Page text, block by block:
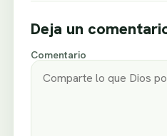
Deja un
Comentario